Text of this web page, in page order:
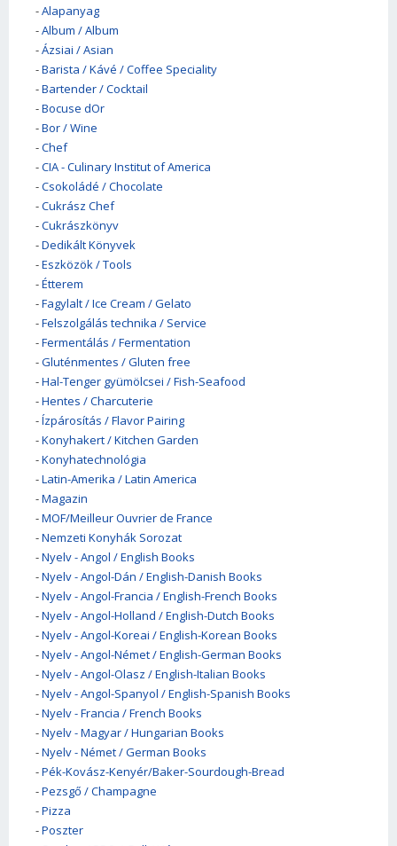
-Alapanyag
-Album / Album
-Ázsiai / Asian
-Barista / Kávé / Coffee Speciality
-Bartender / Cocktail
-Bocuse dOr
-Bor / Wine
-Chef
-CIA - Culinary Institut of America
-Csokoládé / Chocolate
-Cukrász Chef
-Cukrászkönyv
-Dedikált Könyvek
-Eszközök / Tools
-Étterem
-Fagylalt / Ice Cream / Gelato
-Felszolgálás technika / Service
-Fermentálás / Fermentation
-Gluténmentes / Gluten free
-Hal-Tenger gyümölcsei / Fish-Seafood
-Hentes / Charcuterie
-Ízpárosítás / Flavor Pairing
-Konyhakert / Kitchen Garden
-Konyhatechnológia
-Latin-Amerika / Latin America
-Magazin
-MOF/Meilleur Ouvrier de France
-Nemzeti Konyhák Sorozat
-Nyelv - Angol / English Books
-Nyelv - Angol-Dán / English-Danish Books
-Nyelv - Angol-Francia / English-French Books
-Nyelv - Angol-Holland / English-Dutch Books
-Nyelv - Angol-Koreai / English-Korean Books
-Nyelv - Angol-Német / English-German Books
-Nyelv - Angol-Olasz / English-Italian Books
-Nyelv - Angol-Spanyol / English-Spanish Books
-Nyelv - Francia / French Books
-Nyelv - Magyar / Hungarian Books
-Nyelv - Német / German Books
-Pék-Kovász-Kenyér/Baker-Sourdough-Bread
-Pezsgő / Champagne
-Pizza
-Poszter